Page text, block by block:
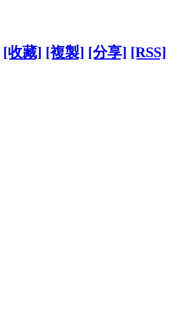
[收藏] [複製] [分享] [RSS]